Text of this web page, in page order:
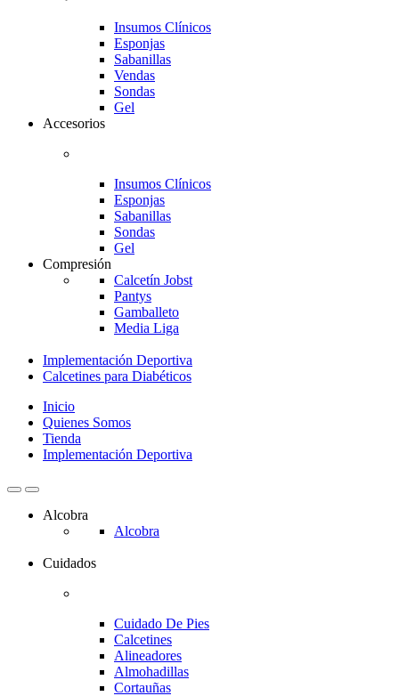
Insumos Clínicos
Esponjas
Sabanillas
Vendas
Sondas
Gel
Accesorios
Insumos Clínicos
Esponjas
Sabanillas
Sondas
Gel
Compresión
Calcetín Jobst
Pantys
Gamballeto
Media Liga
Implementación Deportiva
Calcetines para Diabéticos
Inicio
Quienes Somos
Tienda
Implementación Deportiva
Alcobra
Alcobra
Cuidados
Cuidado De Pies
Calcetines
Alineadores
Almohadillas
Cortauñas